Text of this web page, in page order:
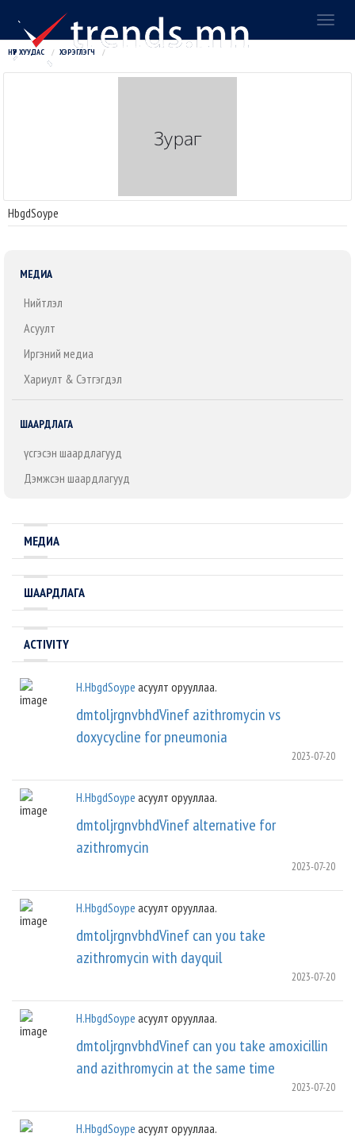
НҮҮР ХУУДАС ХЭРЭГЛЭГЧ
HbgdSoype
МЕДИА
Нийтлэл
Асуулт
Иргэний медиа
Хариулт & Сэтгэгдэл
ШААРДЛАГА
Үүсгэсэн шаардлагууд
Дэмжсэн шаардлагууд
МЕДИА
ШААРДЛАГА
ACTIVITY
H.HbgdSoype асуулт орууллаа.
dmtoljrgnvbhdVinef azithromycin vs
doxycycline for pneumonia
2023-07-20
H.HbgdSoype асуулт орууллаа.
dmtoljrgnvbhdVinef alternative for
azithromycin
2023-07-20
H.HbgdSoype асуулт орууллаа.
dmtoljrgnvbhdVinef can you take
azithromycin with dayquil
2023-07-20
H.HbgdSoype асуулт орууллаа.
dmtoljrgnvbhdVinef can you take amoxicillin
and azithromycin at the same time
2023-07-20
H.HbgdSoype асуулт орууллаа.